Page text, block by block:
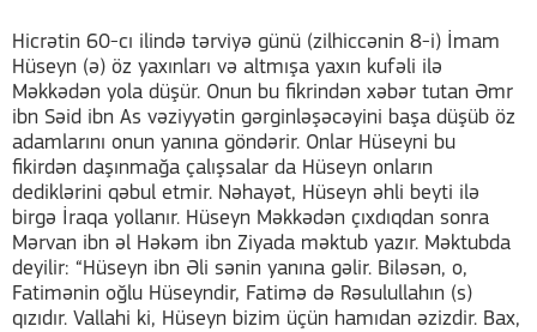
Hicrətin 60-cı ilində tərviyə günü (zilhiccənin 8-i) İmam
Hüseyn (ə) öz yaxınları və altmışa yaxın kufəli ilə
Məkkədən yola düşür. Onun bu fikrindən xəbər tutan Əmr
ibn Səid ibn As vəziyyətin gərginləşəcəyini başa düşüb öz
adamlarını onun yanına göndərir. Onlar Hüseyni bu
fikirdən daşınmağa çalışsalar da Hüseyn onların
dediklərini qəbul etmir. Nəhayət, Hüseyn əhli beyti ilə
birgə İraqa yollanır. Hüseyn Məkkədən çıxdıqdan sonra
Mərvan ibn əl Həkəm ibn Ziyada məktub yazır. Məktubda
deyilir: “Hüseyn ibn Əli sənin yanına gəlir. Biləsən, o,
Fatimənin oğlu Hüseyndir, Fatimə də Rəsulullahın (s)
qızıdır. Vallahi ki, Hüseyn bizim üçün hamıdan əzizdir. Bax,